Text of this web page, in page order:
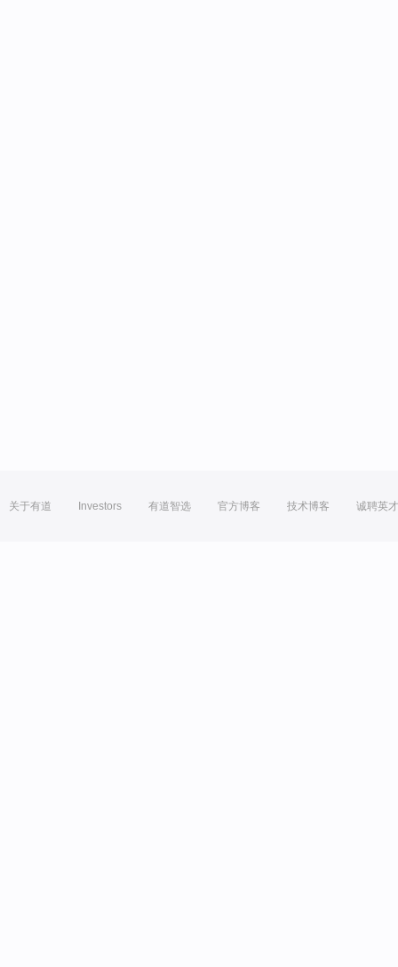
关于有道 Investors 有道智选 官方博客 技术博客 诚聘英才